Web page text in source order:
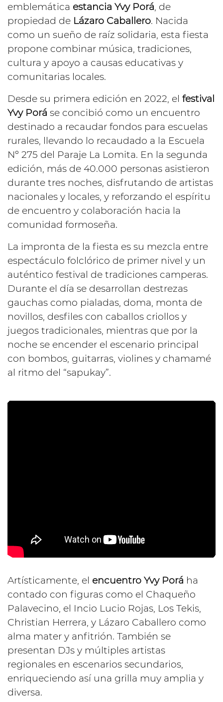
emblemática estancia Yvy Porá, de
propiedad de Lázaro Caballero. Nacida
como un sueño de raíz solidaria, esta fiesta
propone combinar música, tradiciones,
cultura y apoyo a causas educativas y
comunitarias locales.
Desde su primera edición en 2022, el festival
Yvy Porá se concibió como un encuentro
destinado a recaudar fondos para escuelas
rurales, llevando lo recaudado a la Escuela
Nº 275 del Paraje La Lomita. En la segunda
edición, más de 40.000 personas asistieron
durante tres noches, disfrutando de artistas
nacionales y locales, y reforzando el espíritu
de encuentro y colaboración hacia la
comunidad formoseña.
La impronta de la fiesta es su mezcla entre
espectáculo folclórico de primer nivel y un
auténtico festival de tradiciones camperas.
Durante el día se desarrollan destrezas
gauchas como pialadas, doma, monta de
novillos, desfiles con caballos criollos y
juegos tradicionales, mientras que por la
noche se encender el escenario principal
con bombos, guitarras, violines y chamamé
al ritmo del “sapukay”.
Artísticamente, el encuentro Yvy Porá ha
contado con figuras como el Chaqueño
Palavecino, el Incio Lucio Rojas, Los Tekis,
Christian Herrera, y Lázaro Caballero como
alma mater y anfitrión. También se
presentan DJs y múltiples artistas
regionales en escenarios secundarios,
enriqueciendo así una grilla muy amplia y
diversa.